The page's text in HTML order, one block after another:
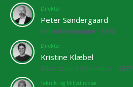
Direktør
Peter Søndergaard
Solrød Kommune - 5272
Direktør
Kristine Klæbel
Albertslund Kommune - 2673
Teknik- og Miljødirektør